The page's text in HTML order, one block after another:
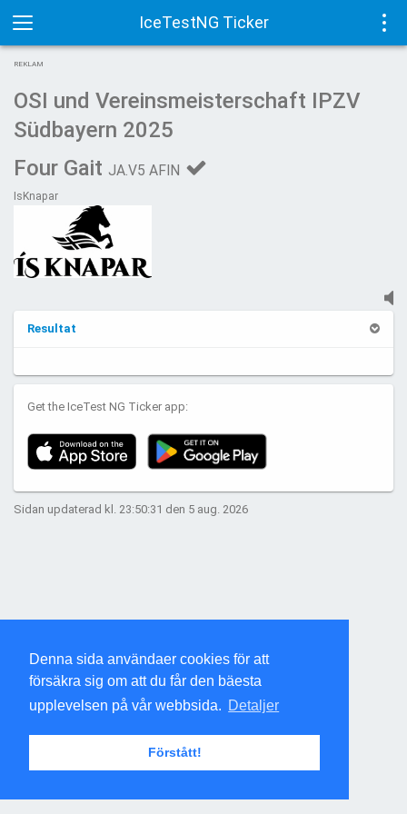
Denna sida användaer cookies för att
försäkra sig om att du får den bäesta
upplevelsen på vår webbsida. Detaljer
Förstått!
IceTestNG Ticker
Toggle
navigation
REKLAM
OSI und Vereinsmeisterschaft IPZV
Südbayern 2025
Four Gait JA.V5 AFIN
IsKnapar
Resultat
Get the IceTest NG Ticker app:
Sidan updaterad kl. 23:50:31 den 5 aug. 2026